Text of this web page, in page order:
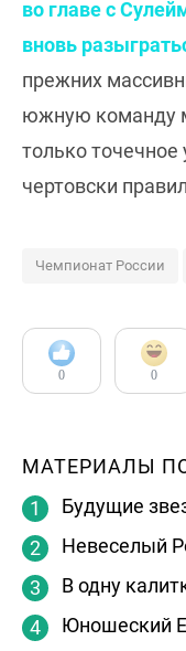
во главе с
вновь
прежних
южную команду
только
чертовски
Чемпионат России
0 0
МАТЕРИАЛЫ
Будущие
Невеселый
В одну
Юношеский